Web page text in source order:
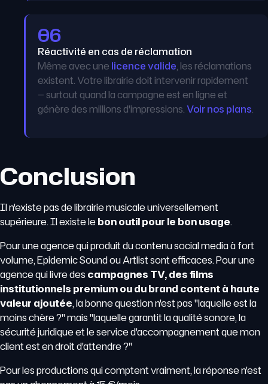
06
Réactivité en cas de réclamation
Même avec une licence valide, les réclamations
existent. Votre librairie doit intervenir rapidement
— surtout quand la campagne est en ligne et
génère des millions d'impressions.Voir nos plans.
Conclusion
Il n'existe pas de librairie musicale universellement
supérieure. Il existe lebon outil pour le bon usage.
Pour une agence qui produit du contenu social media à fort
volume, Epidemic Sound ou Artlist sont efficaces. Pour une
agence qui livre descampagnes TV, des films
institutionnels premium ou du brand content à haute
valeur ajoutée, la bonne question n'est pas "laquelle est la
moins chère ?" mais "laquelle garantit la qualité sonore, la
sécurité juridique et le service d'accompagnement que mon
client est en droit d'attendre ?"
Pour les productions qui comptent vraiment, la réponse n'est